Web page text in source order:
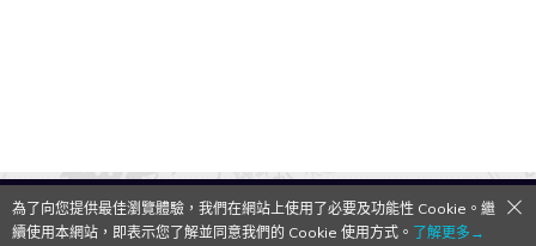
QooApp Limited © 2026
為了向您提供最佳瀏覽體驗，我們在網站上使用了必要及功能性 Cookie。繼
續使用本網站，即表示您了解並同意我們的 Cookie 使用方式。 了解更多→